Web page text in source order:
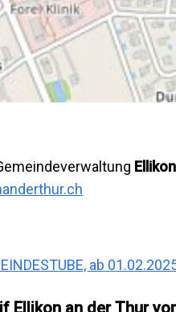
ab
Ellikon an der Thur